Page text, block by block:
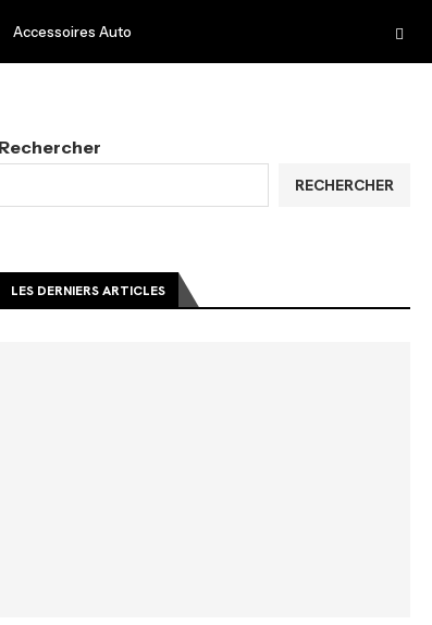
Accessoires Auto
Rechercher
RECHERCHER
LES DERNIERS ARTICLES